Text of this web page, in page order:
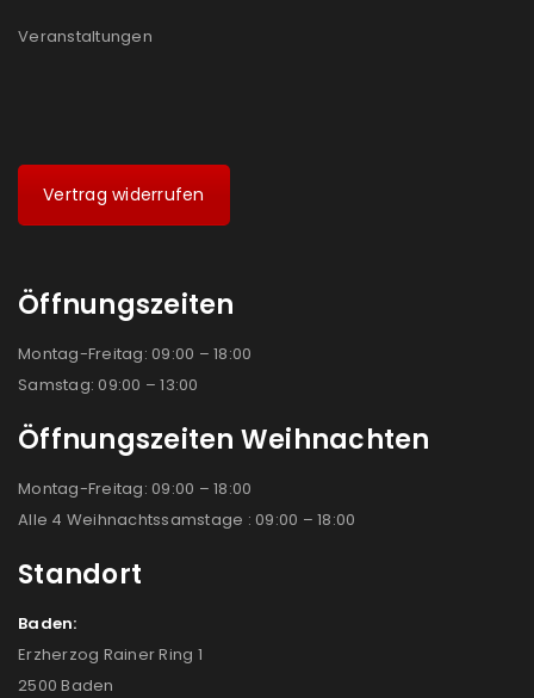
Veranstaltungen
Vertrag widerrufen
Öffnungszeiten
Montag-Freitag: 09:00 – 18:00
Samstag: 09:00 – 13:00
Öffnungszeiten Weihnachten
Montag-Freitag: 09:00 – 18:00
Alle 4 Weihnachtssamstage : 09:00 – 18:00
Standort
Baden:
Erzherzog Rainer Ring 1
2500 Baden